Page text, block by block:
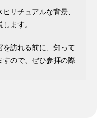
リチュアルな背景、
ます。
を訪れる前に、知って
すので、ぜひ参拝の際